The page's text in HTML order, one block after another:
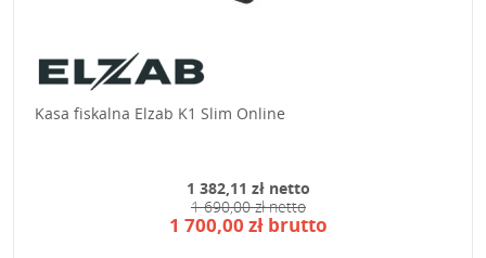
Kasa fiskalna Elzab K1 Slim Online
1 382,11 zł netto
1 690,00 zł netto
1 700,00 zł brutto